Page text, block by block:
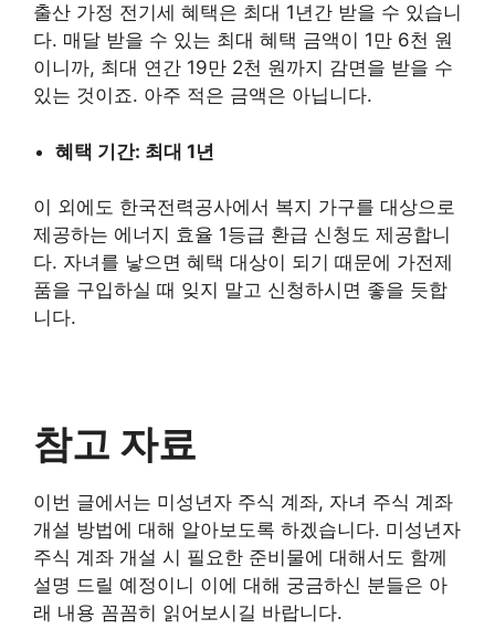
출산 가정 전기세 혜택은 최대 1년간 받을 수 있습니
다. 매달 받을 수 있는 최대 혜택 금액이 1만 6천 원
이니까, 최대 연간 19만 2천 원까지 감면을 받을 수
있는 것이죠. 아주 적은 금액은 아닙니다.
혜택 기간: 최대 1년
이 외에도 한국전력공사에서 복지 가구를 대상으로
제공하는 에너지 효율 1등급 환급 신청도 제공합니
다. 자녀를 낳으면 혜택 대상이 되기 때문에 가전제
품을 구입하실 때 잊지 말고 신청하시면 좋을 듯합
니다.
참고 자료
이번 글에서는 미성년자 주식 계좌, 자녀 주식 계좌
개설 방법에 대해 알아보도록 하겠습니다. 미성년자
주식 계좌 개설 시 필요한 준비물에 대해서도 함께
설명 드릴 예정이니 이에 대해 궁금하신 분들은 아
래 내용 꼼꼼히 읽어보시길 바랍니다.